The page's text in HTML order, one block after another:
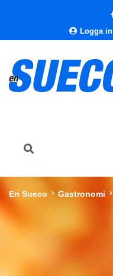
Logga in
En Sueco Gastronomi